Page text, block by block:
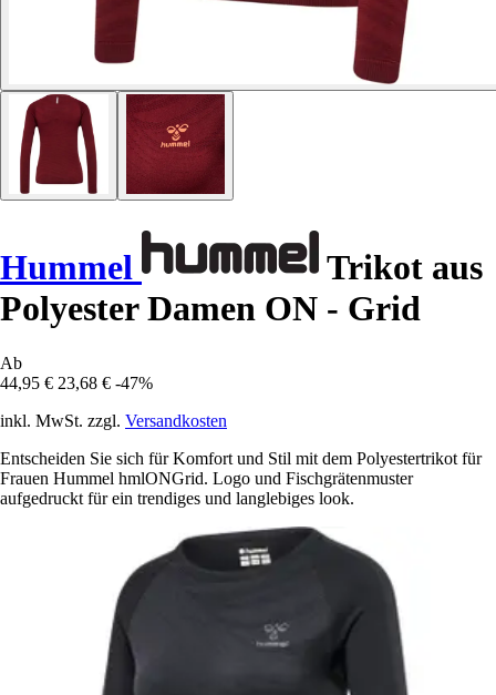
Hummel
Trikot aus
Polyester Damen ON - Grid
Ab
44,95 € 23,68 € -47%
inkl. MwSt. zzgl. Versandkosten
Entscheiden Sie sich für Komfort und Stil mit dem Polyestertrikot für
Frauen Hummel hmlONGrid. Logo und Fischgrätenmuster
aufgedruckt für ein trendiges und langlebiges look.